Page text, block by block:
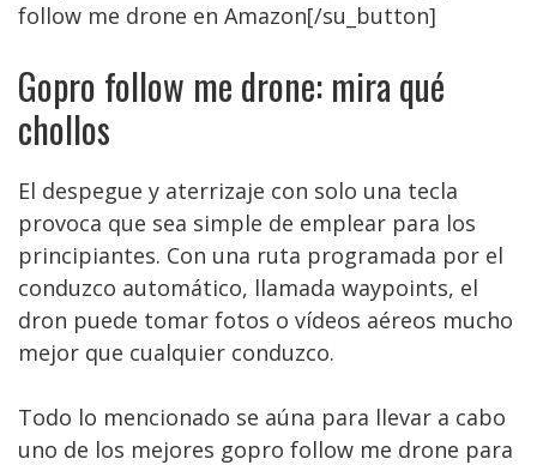
follow me drone en Amazon[/su_button]
Gopro follow me drone: mira qué
chollos
El despegue y aterrizaje con solo una tecla
provoca que sea simple de emplear para los
principiantes. Con una ruta programada por el
conduzco automático, llamada waypoints, el
dron puede tomar fotos o vídeos aéreos mucho
mejor que cualquier conduzco.
Todo lo mencionado se aúna para llevar a cabo
uno de los mejores gopro follow me drone para